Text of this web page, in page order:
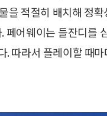
을 적절히 배치해 정
어웨이는 들잔디를
따라서 플레이할 때